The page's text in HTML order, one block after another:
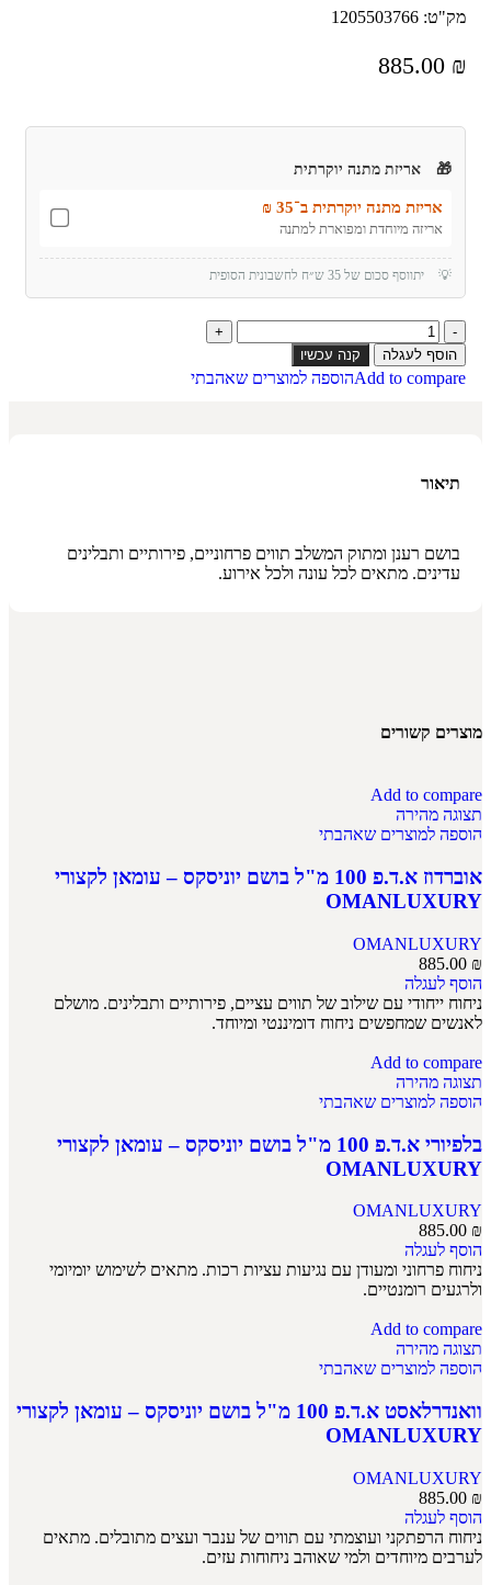
מק"ט: 1205503766
885.00 ₪
🎁 אריזת מתנה יוקרתית
אריזת מתנה יוקרתית ב־35 ₪
אריזה מיוחדת ומפוארת למתנה
💡 יתווסף סכום של 35 ש״ח לחשבונית הסופית
הוסף לעגלה קנה עכשיו
Add to compareהוספה למוצרים שאהבתי
תיאור
בושם רענן ומתוק המשלב תווים פרחוניים, פירותיים ותבלינים
עדינים. מתאים לכל עונה ולכל אירוע.
מוצרים קשורים
Add to compare
תצוגה מהירה
הוספה למוצרים שאהבתי
אוברדוז א.ד.פ 100 מ"ל בושם יוניסקס – עומאן לקצורי
OMANLUXURY
OMANLUXURY
885.00 ₪
הוסף לעגלה
ניחוח ייחודי עם שילוב של תווים עציים, פירותיים ותבלינים. מושלם
לאנשים שמחפשים ניחוח דומיננטי ומיוחד.
Add to compare
תצוגה מהירה
הוספה למוצרים שאהבתי
בלפיורי א.ד.פ 100 מ"ל בושם יוניסקס – עומאן לקצורי
OMANLUXURY
OMANLUXURY
885.00 ₪
הוסף לעגלה
ניחוח פרחוני ומעודן עם נגיעות עציות רכות. מתאים לשימוש יומיומי
ולרגעים רומנטיים.
Add to compare
תצוגה מהירה
הוספה למוצרים שאהבתי
וואנדרלאסט א.ד.פ 100 מ"ל בושם יוניסקס – עומאן לקצורי
OMANLUXURY
OMANLUXURY
885.00 ₪
הוסף לעגלה
ניחוח הרפתקני ועוצמתי עם תווים של ענבר ועצים מתובלים. מתאים
לערבים מיוחדים ולמי שאוהב ניחוחות עזים.